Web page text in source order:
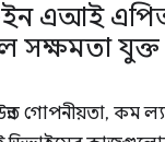
ইন এআই
যুক্ত
গোপনীয়তা, কম